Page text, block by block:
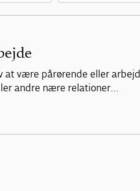
at være pårørende eller
andre nære relationer…